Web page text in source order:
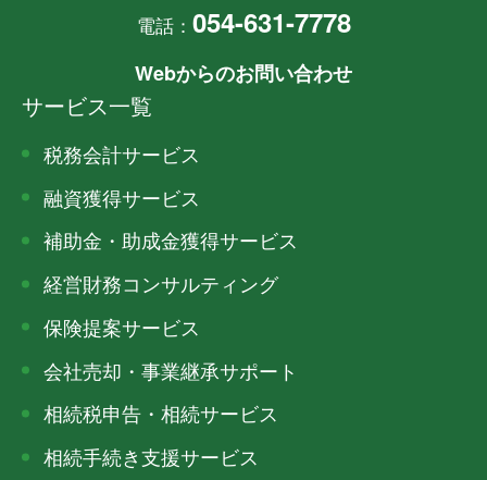
電話： 054-631-7778
Webからのお問い合わせ
サービス一覧
税務会計サービス
融資獲得サービス
補助金・助成金獲得サービス
経営財務コンサルティング
保険提案サービス
会社売却・事業継承サポート
相続税申告・相続サービス
相続手続き支援サービス